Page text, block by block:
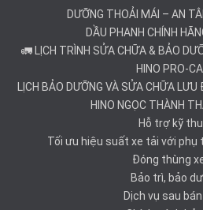
DƯỠNG THOẢI MÁI – AN
DẦU PHANH CHÍNH
🚛 LỊCH TRÌNH SỬA CHỮA & BẢO
HINO PRO-
LỊCH BẢO DƯỠNG VÀ SỬA CHỮA
HINO NGỌC THÀNH
Hỗ trợ kỹ
Tối ưu hiệu suất xe tải với phụ
Đóng thùng
Bảo trì, bảo
Dịch vụ sau